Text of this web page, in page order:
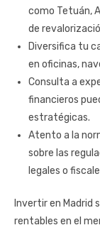
como Tetuán,
de
Diversifica tu
en oficinas,
Consulta a
financieros
estratégicas.
Atento a la
sobre las
legales o
Invertir en Madrid
rentables en el